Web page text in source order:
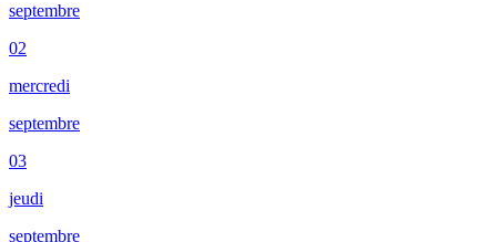
septembre
02
mercredi
septembre
03
jeudi
septembre